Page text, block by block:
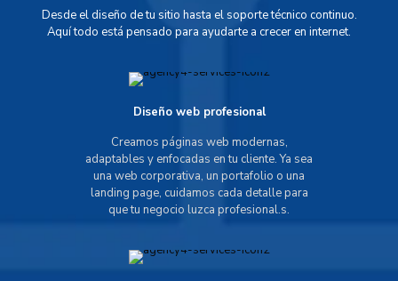
Desde el diseño de tu sitio hasta el soporte técnico continuo.
Aquí todo está pensado para ayudarte a crecer en internet.
Diseño web profesional
Creamos páginas web modernas,
adaptables y enfocadas en tu cliente. Ya sea
una web corporativa, un portafolio o una
landing page, cuidamos cada detalle para
que tu negocio luzca profesional.s.